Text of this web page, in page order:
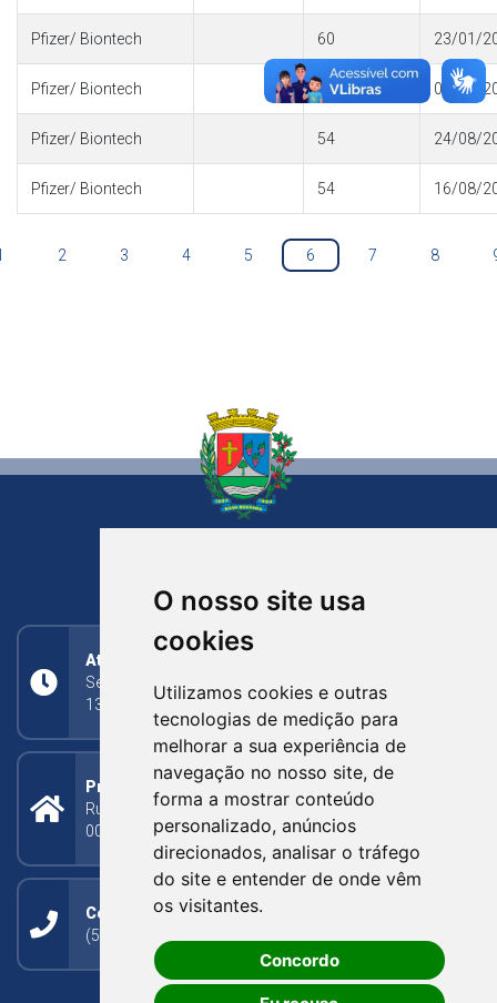
O nosso site usa
cookies
Utilizamos cookies e outras
tecnologias de medição para
melhorar a sua experiência de
navegação no nosso site, de
forma a mostrar conteúdo
personalizado, anúncios
direcionados, analisar o tráfego
do site e entender de onde vêm
os visitantes.
Concordo
Pfizer/ Biontech 60 23/01/
Pfizer/ Biontech 60 02/09/
Pfizer/ Biontech 54 24/08/
Pfizer/ Biontech 54 16/08/
2 3 4 5 6 7 8
Atendimento
Segunda a Sexta: 8h às 11h30min (manhã);
13h30min às 17h (tarde)
Prefeitura Municipal
Rua Silva Jardim, 505 - Bairro Centro - CEP: 95340-
000
Contato
(54) 3273-1649 ou (54) 3273-1150